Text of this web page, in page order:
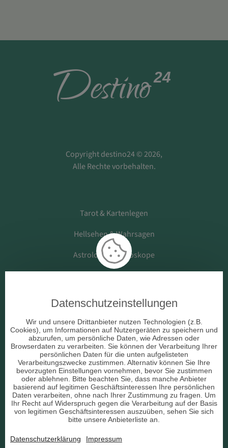
Destino24
Copyright destino24 © 2026,
Alle Rechte vorbehalten.
Tarot & Kartenlegen
Hellsehen & Wahrsagen
Astrologie & Horoskope
Beruf & Arbeitsleben
Liebe & Partnerschaft
sonstige Bereiche
AGB
Datenschutz
Impressum
Datenschutzeinstellungen
Wir und unsere Drittanbieter nutzen Technologien (z.B.
Cookies), um Informationen auf Nutzergeräten zu speichern und
abzurufen, um persönliche Daten, wie Adressen oder
Browserdaten zu verarbeiten. Sie können der Verarbeitung Ihrer
persönlichen Daten für die unten aufgelisteten
Verarbeitungszwecke zustimmen. Alternativ können Sie Ihre
bevorzugten Einstellungen vornehmen, bevor Sie zustimmen
oder ablehnen. Bitte beachten Sie, dass manche Anbieter
basierend auf legitimen Geschäftsinteressen Ihre persönlichen
Daten verarbeiten, ohne nach Ihrer Zustimmung zu fragen. Um
Ihr Recht auf Widerspruch gegen die Verarbeitung auf der Basis
von legitimen Geschäftsinteressen auszuüben, sehen Sie sich
bitte unsere Anbieterliste an.
Datenschutzerklärung Impressum